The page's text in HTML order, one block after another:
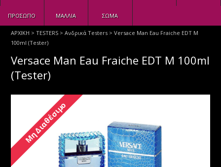
ΠΡΟΣΩΠΟ ΜΑΛΛΙΑ ΣΩΜΑ
ΑΡΧΙΚΗ >TESTERS >Ανδρικά Testers > Versace Man Eau Fraiche EDT M
100ml (Tester)
Versace Man Eau Fraiche EDT M 100ml
(Tester)
Μη Διαθέσιμο